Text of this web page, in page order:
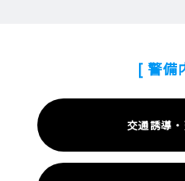
[ 警備
交通誘導